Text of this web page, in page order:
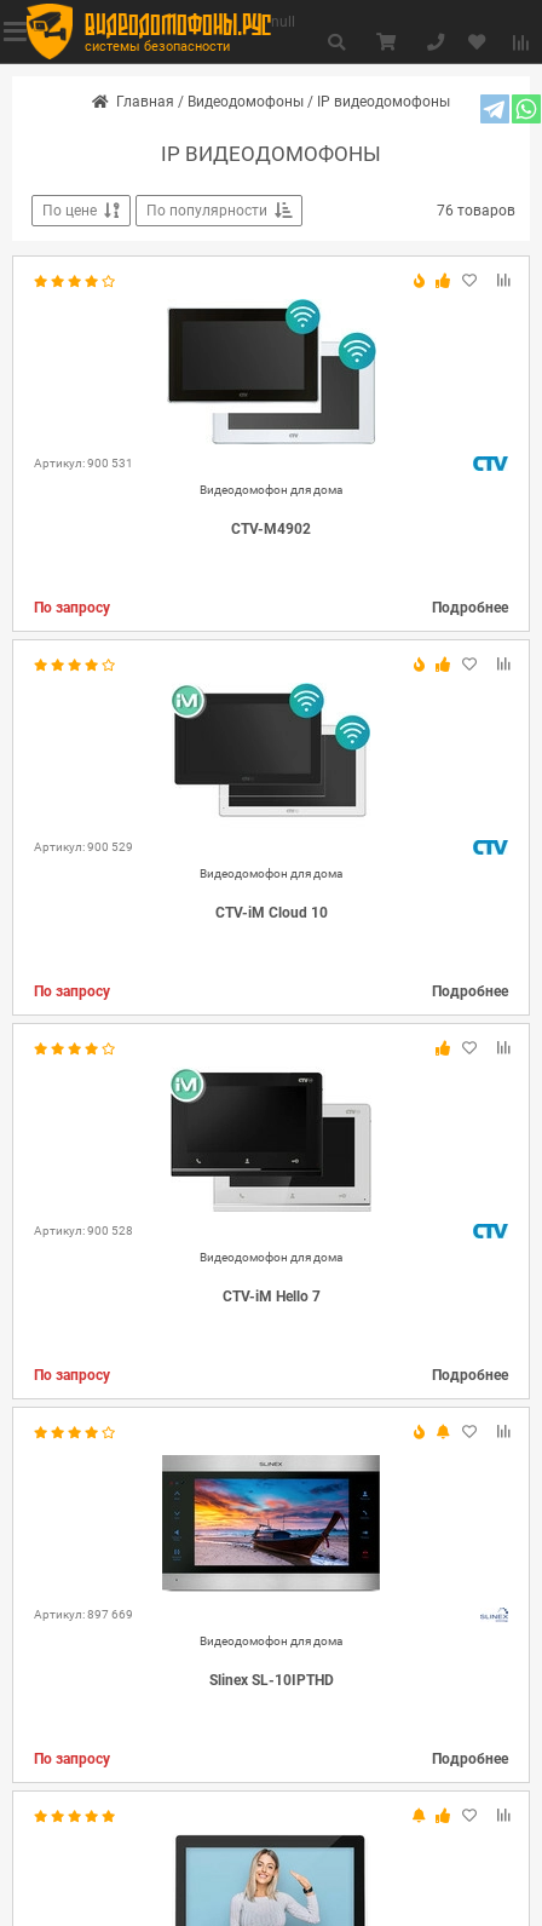
видеодомофоны.рус
системы безопасности
null
Главная / Видеодомофоны / IP видеодомофоны
IP ВИДЕОДОМОФОНЫ
По цене По популярности 76 товаров
Артикул: 900 531
Видеодомофон для дома
CTV-M4902
По запросу Подробнее
Артикул: 900 529
Видеодомофон для дома
CTV-iM Cloud 10
По запросу Подробнее
Артикул: 900 528
Видеодомофон для дома
CTV-iM Hello 7
По запросу Подробнее
Артикул: 897 669
Видеодомофон для дома
Slinex SL-10IPTHD
По запросу Подробнее